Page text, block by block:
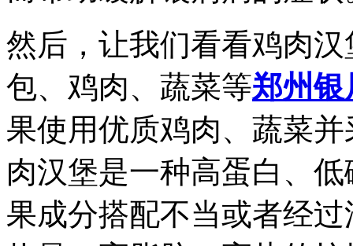
然后，让我们看看鸡肉
包、鸡肉、蔬菜等郑州
果使用优质鸡肉、蔬菜
肉汉堡是一种高蛋白、
果成分搭配不当或者经